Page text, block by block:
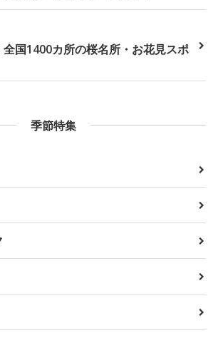
全国1400カ所の桜名所・お花見スポ
季節特集